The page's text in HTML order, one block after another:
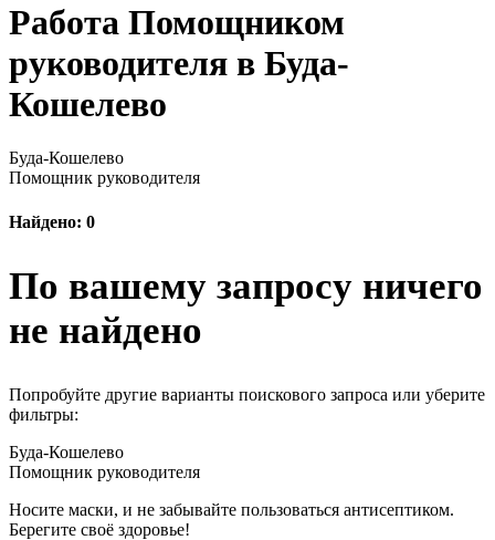
Работа Помощником
руководителя в Буда-
Кошелево
Буда-Кошелево
Помощник руководителя
Найдено: 0
По вашему запросу ничего
не найдено
Попробуйте другие варианты поискового запроса или уберите
фильтры:
Буда-Кошелево
Помощник руководителя
Носите маски, и не забывайте пользоваться антисептиком.
Берегите своё здоровье!